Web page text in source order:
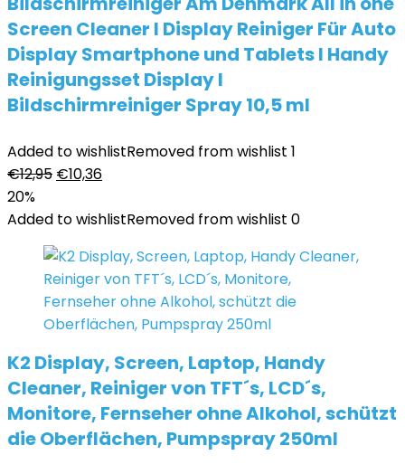
Screen Cleaner I Display Reiniger Für Auto
Display Smartphone und Tablets I Handy
Reinigungsset Display I
Bildschirmreiniger Spray 10,5 ml
Added to wishlistRemoved from wishlist 1
€12,95 Ursprünglicher
war:
€10,36Aktueller
ist:
20%
Added to wishlistRemoved from wishlist 0
K2 Display, Screen, Laptop, Handy
Cleaner, Reiniger von TFT´s, LCD´s,
Monitore, Fernseher ohne Alkohol, schützt
die Oberflächen, Pumpspray 250ml